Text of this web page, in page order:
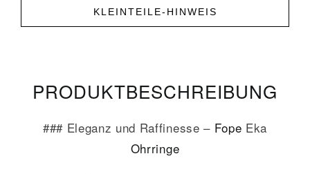
KLEINTEILE-HINWEIS
PRODUKT­­BESCHREIBUNG
### Eleganz und Raffinesse – Fope Eka
Ohrringe